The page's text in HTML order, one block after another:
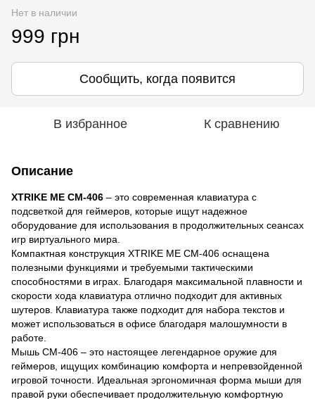
Нет в наличии
999 грн
Сообщить, когда появится
В избранное К сравнению
Описание
XTRIKE ME CM-406 – это современная клавиатура с
подсветкой для геймеров, которые ищут надежное
оборудование для использования в продолжительных сеансах
игр виртуального мира.
Компактная конструкция XTRIKE ME CM-406 оснащена
полезными функциями и требуемыми тактическими
способностями в играх. Благодаря максимальной плавности и
скорости хода клавиатура отлично подходит для активных
шутеров. Клавиатура также подходит для набора текстов и
может использоваться в офисе благодаря малошумности в
работе.
Мышь CM-406 – это настоящее легендарное оружие для
геймеров, ищущих комбинацию комфорта и непревзойденной
игровой точности. Идеальная эргономичная форма мыши для
правой руки обеспечивает продолжительную комфортную